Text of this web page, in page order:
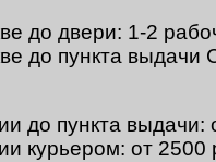
до двери: 1-2
до пункта выдачи
до пункта выдачи:
курьером: от 2500